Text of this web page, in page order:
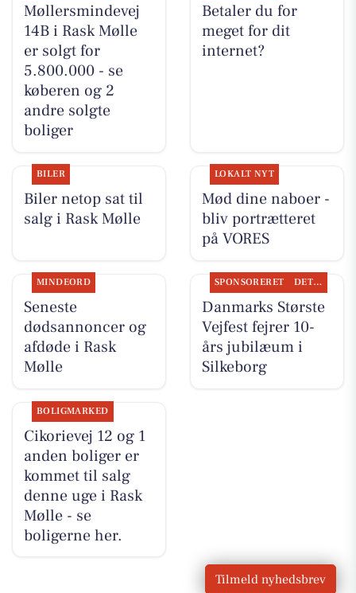
Møllersmindevej
14B i Rask Mølle
er solgt for
5.800.000 - se
køberen og 2
andre solgte
boliger
Betaler du for
meget for dit
internet?
BILER
Biler netop sat til
salg i Rask Mølle
LOKALT NYT
Mød dine naboer -
bliv portrætteret
på VORES
MINDEORD
Seneste
dødsannoncer og
afdøde i Rask
Mølle
SPONSORERET DET SKER
Danmarks Største
Vejfest fejrer 10-
års jubilæum i
Silkeborg
BOLIGMARKED
Cikorievej 12 og 1
anden boliger er
kommet til salg
denne uge i Rask
Mølle - se
boligerne her.
Tilmeld nyhedsbrev